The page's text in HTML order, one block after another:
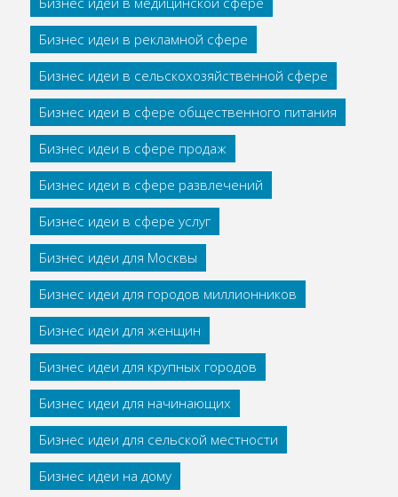
Бизнес идеи в рекламной сфере
Бизнес идеи в сельскохозяйственной сфере
Бизнес идеи в сфере общественного питания
Бизнес идеи в сфере продаж
Бизнес идеи в сфере развлечений
Бизнес идеи в сфере услуг
Бизнес идеи для Москвы
Бизнес идеи для городов миллионников
Бизнес идеи для женщин
Бизнес идеи для крупных городов
Бизнес идеи для начинающих
Бизнес идеи для сельской местности
Бизнес идеи на дому